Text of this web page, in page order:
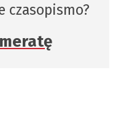
czasopismo?